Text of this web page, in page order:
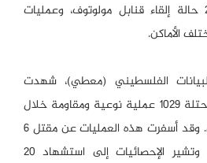
حالة إلقاء متفجرات، و 21 حالة إلقاء قنابل مولوتوف، وعمليات
الأماكن.
الفلسطيني (معطي)، شهدت
الضفة الغربية والقدس المحتلة 1029 عملية نوعية ومقاومة خلال
شهر تشرين الثاني الماضي. وقد أسفرت هذه العمليات عن مقتل 6
صهاينة وجرح 96 آخرين. وتشير الإحصائيات إلى استشهاد 20